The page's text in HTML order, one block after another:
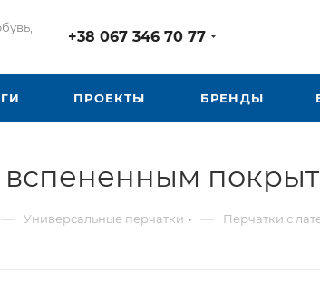
+38 067 346 70 77
ПРОЕКТЫ БРЕНДЫ
— Универсальные перчатки — Перчатки с